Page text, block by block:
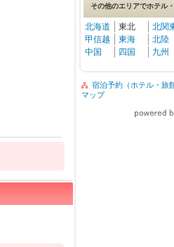
その他のエリアでホテル
北海道 東北 北関
甲信越
東海 北陸
中国
四国 九州
宿泊予約（ホテル・旅
マップ